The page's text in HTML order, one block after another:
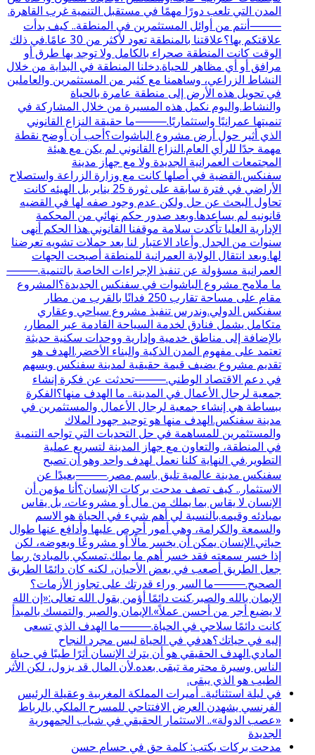
المدن التي تلعب دورًا مهمًا في مستقبل التنمية غرب القاهرة.
⸻أنتم من أوائل المستثمرين في المنطقة.. كيف بدأت
علاقتكم بها؟علاقتنا بالمنطقة تعود لأكثر من 30 عامًا.في ذلك
الوقت كانت المنطقة صحراء بالكامل ولا توجد بها طرق أو
مرافق أو أي مظاهر للحياة.دخلنا المنطقة في البداية من خلال
النشاط الزراعي، وساهمنا مع كثير من المستثمرين والعاملين
في تحويل هذه الأرض إلى منطقة عامرة بالحياة
والنشاط.واليوم نكمل هذه المسيرة من خلال المشاركة في
تنميتها عمرانيًا واستثماريًا.⸻ما حقيقة النزاع القانوني
الذي أثير حول أرض مشروع الباشوات؟أحب أن أوضح نقطة
مهمة جدًا للرأي العام.النزاع القانوني لم يكن مع هيئة
المجتمعات العمرانية الجديدة ولا مع جهاز مدينة
سفنكس.القضية في أصلها كانت مع وزارة الزراعة واستصلاح
الأراضي في فترة سابقة على ثورة 25 يناير.بل الهيئه كانت
تحاول البحث عن حل ولكن عدم وجود صفه لها في القضيه
قانونيه لم يساعدها.وبعد صدور حكم نهائي من المحكمة
الإدارية العليا تأكدت سلامة موقفنا القانوني.هذا الحكم أنهى
سنوات من الجدل وأعاد الاعتبار لنا بعد حملات تشويه تعرضنا
لها.وبعد انتقال الولاية العمرانية للمنطقة أصبحت الجهات
العمرانية مسؤولة عن تنفيذ الإجراءات الخاصة بالتنمية.⸻
ما ملامح مشروع الباشوات في سفنكس الجديدة؟المشروع
مقام على مساحة تقارب 250 فدانًا بالقرب من مطار
سفنكس الدولي.وندرس تنفيذ مشروع سياحي وعقاري
متكامل يشمل فنادق لخدمة السياحة القادمة عبر المطار،
بالإضافة إلى مناطق خدمية وإدارية ووحدات سكنية حديثة
تعتمد على مفهوم المدن الذكية والبناء الأخضر.الهدف هو
تقديم مشروع يضيف قيمة حقيقية لمدينة سفنكس ويسهم
في دعم الاقتصاد الوطني.⸻تحدثت عن فكرة إنشاء
جمعية لرجال الأعمال في المدينة.. ما الهدف منها؟الفكرة
ببساطة هي إنشاء جمعية لرجال الأعمال والمستثمرين في
مدينة سفنكس.الهدف منها هو توحيد جهود الملاك
والمستثمرين للمساهمة في حل التحديات التي تواجه التنمية
في المنطقة، والتعاون مع جهاز المدينة لتسريع عملية
التطوير.في النهاية كلنا نعمل لهدف واحد وهو أن تصبح
سفنكس مدينة عالمية تليق باسم مصر.⸻بعيدًا عن
الاستثمار.. كيف تصف مدحت بركات الإنسان؟أنا مؤمن أن
الإنسان لا يقاس بما يملك من مال أو مشروعات، بل يقاس
بمبادئه وقيمه.بالنسبة لي أهم شيء في الحياة هو الاسم
والسمعة والكرامة، وهي أمور أحرص عليها وأدافع عنها طوال
حياتي.الإنسان يمكن أن يخسر مالًا أو مشروعًا ويعوضه، لكن
إذا خسر سمعته فقد خسر أهم ما يملك.تمسكي بالمبادئ ربما
جعل الطريق أصعب في بعض الأحيان، لكنه كان دائمًا الطريق
الصحيح.⸻ما السر وراء قدرتك على تجاوز الأزمات؟
الإيمان بالله والصبر.كنت دائمًا أؤمن بقول الله تعالى:«إن الله
لا يضيع أجر من أحسن عملاً».الإيمان والصبر والتمسك بالمبدأ
كانت دائمًا سلاحي في الحياة.⸻ما الهدف الذي تسعى
إليه في حياتك؟هدفي في الحياة ليس مجرد النجاح
المادي.الهدف الحقيقي هو أن يترك الإنسان أثرًا طيبًا في حياة
الناس وسيرة محترمة تبقى بعده.لأن المال قد يزول، لكن الأثر
الطيب هو الذي يبقى.
في ليلة استثنائية.. أميرات المملكة المغربية وعقيلة الرئيس
الفرنسي يشهدن العرض الافتتاحي للمسرح الملكي بالرباط
«عصب الدولة».. الاستثمار الحقيقي في شباب الجمهورية
الجديدة
مدحت بركات يكتب: كلمة حق في حسام حسن